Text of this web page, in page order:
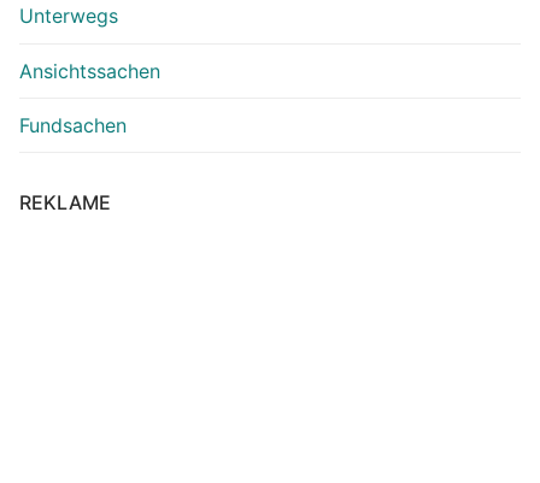
Unterwegs
Ansichtssachen
Fundsachen
REKLAME